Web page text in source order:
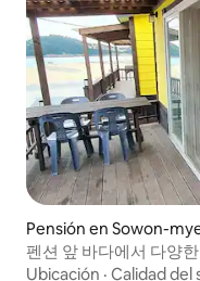
Pensión en Sowon-
펜션 앞 바다에서 다양
Ubicación · Calidad del